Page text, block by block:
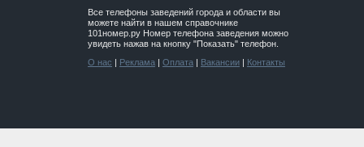
Все телефоны заведений города и области вы
можете найти в нашем справочнике
101номер.ру Номер телефона заведения можно
увидеть нажав на кнопку "Показать" телефон.
О нас | Реклама| Оплата| Вакансии| Контакты